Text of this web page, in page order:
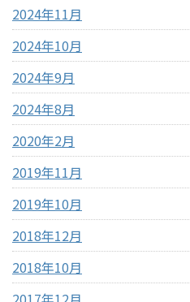
2024年11月
2024年10月
2024年9月
2024年8月
2020年2月
2019年11月
2019年10月
2018年12月
2018年10月